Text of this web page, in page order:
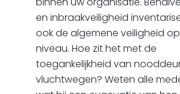
en inbraakveiligheid
ook de algemene veiligheid
niveau. Hoe zit het met de
toegankelijkheid van
vluchtwegen? Weten alle